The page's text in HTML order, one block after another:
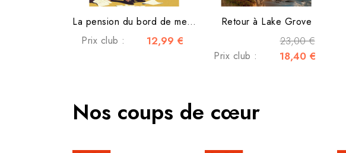
La pension du bord de mer -...
Prix club :
12,99 €
Retour à Lake Grove
23,00 €
Prix club : 18,40 €
Nos coups de cœur